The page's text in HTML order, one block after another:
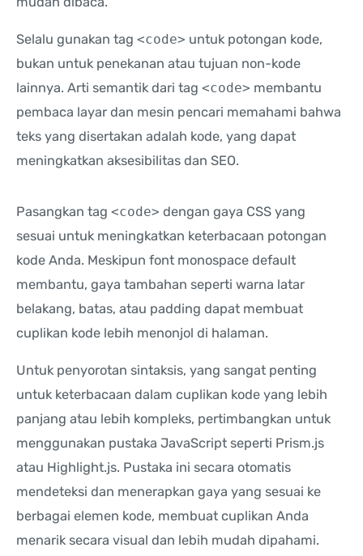
Selalu gunakan tag <code> untuk potongan kode,
bukan untuk penekanan atau tujuan non-kode
lainnya. Arti semantik dari tag <code> membantu
pembaca layar dan mesin pencari memahami bahwa
teks yang disertakan adalah kode, yang dapat
meningkatkan aksesibilitas dan SEO.
Pasangkan tag <code> dengan gaya CSS yang
sesuai untuk meningkatkan keterbacaan potongan
kode Anda. Meskipun font monospace default
membantu, gaya tambahan seperti warna latar
belakang, batas, atau padding dapat membuat
cuplikan kode lebih menonjol di halaman.
Untuk penyorotan sintaksis, yang sangat penting
untuk keterbacaan dalam cuplikan kode yang lebih
panjang atau lebih kompleks, pertimbangkan untuk
menggunakan pustaka JavaScript seperti Prism.js
atau Highlight.js. Pustaka ini secara otomatis
mendeteksi dan menerapkan gaya yang sesuai ke
berbagai elemen kode, membuat cuplikan Anda
menarik secara visual dan lebih mudah dipahami.